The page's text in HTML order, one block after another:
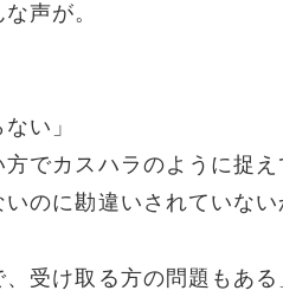
声が。
い」
でカスハラのように捉え
いのに勘違いされていな
受け取る方の問題もある